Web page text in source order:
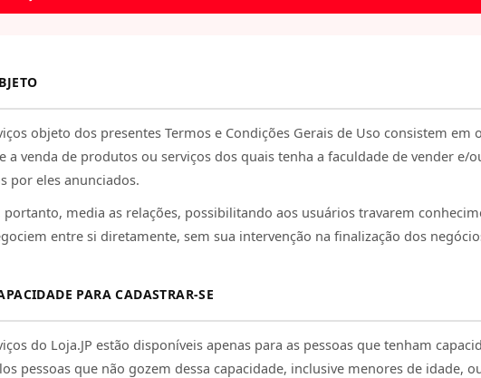
objeto dos presentes Termos e Condições Gerais de Uso consistem
a venda de produtos ou serviços dos quais tenha a faculdade de vender
por eles anunciados.
portanto, media as relações, possibilitando aos usuários travarem
entre si diretamente, sem sua intervenção na finalização dos
PARA CADASTRAR-SE
do Loja.JP estão disponíveis apenas para as pessoas que tenham
pessoas que não gozem dessa capacidade, inclusive menores de idade,